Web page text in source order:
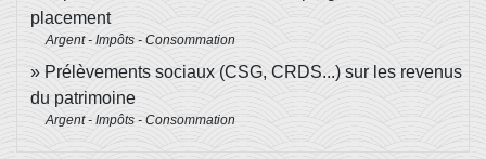
placement
Argent - Impôts - Consommation
Prélèvements sociaux (CSG, CRDS...) sur les revenus
du patrimoine
Argent - Impôts - Consommation